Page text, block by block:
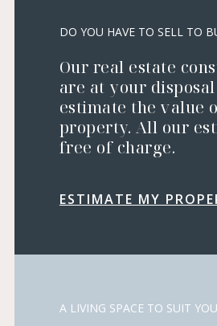
DO YOU HAVE TO SELL TO
Our real estate
are at your
estimate the value
property. All our
free of charge.
ESTIMATE MY
A LIVING SPACE TO SUIT YOU